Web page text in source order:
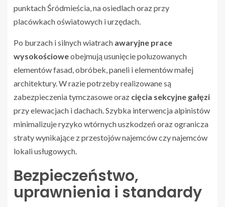
punktach Śródmieścia, na osiedlach oraz przy
placówkach oświatowych i urzędach.
Po burzach i silnych wiatrach awaryjne prace
wysokościoweobejmują usunięcie poluzowanych
elementów fasad, obróbek, paneli i elementów małej
architektury. W razie potrzeby realizowane są
zabezpieczenia tymczasowe oraz cięcia sekcyjne gałęzi
przy elewacjach i dachach. Szybka interwencja alpinistów
minimalizuje ryzyko wtórnych uszkodzeń oraz ogranicza
straty wynikające z przestojów najemców czy najemców
lokali usługowych.
Bezpieczeństwo,
uprawnienia i standardy